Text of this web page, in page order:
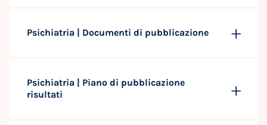
Psichiatria | Documenti di pubblicazione
Psichiatria | Piano di pubblicazione
risultati